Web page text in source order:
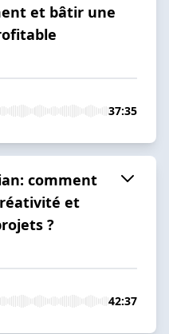
et bâtir une
37:35
comment
et
?
42:37